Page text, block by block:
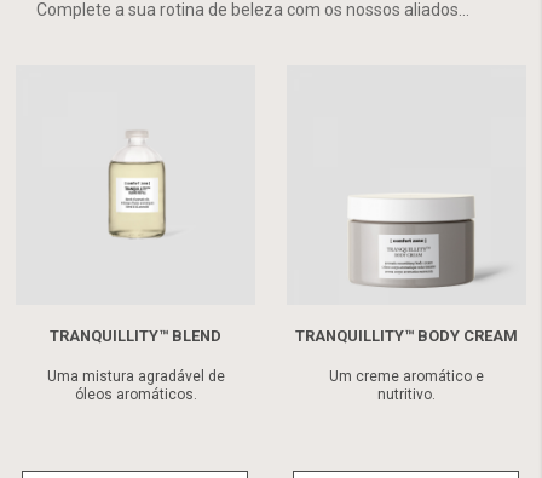
Complete a sua rotina de beleza com os nossos aliados...
TRANQUILLITY™ BLEND
Uma mistura agradável de
óleos aromáticos.
TRANQUILLITY™ BODY CREAM
Um creme aromático e
nutritivo.